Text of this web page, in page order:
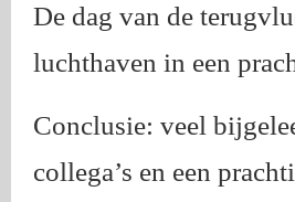
De dag van de
luchthaven in een
Conclusie: veel
collega’s en een